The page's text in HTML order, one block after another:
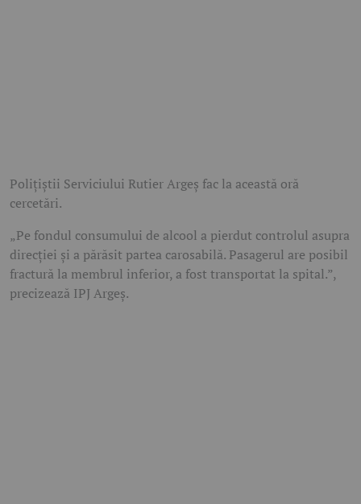
Polițiștii Serviciului Rutier Argeș fac la această oră
cercetări.
„Pe fondul consumului de alcool a pierdut controlul asupra
direcției și a părăsit partea carosabilă. Pasagerul are posibil
fractură la membrul inferior, a fost transportat la spital.”,
precizează IPJ Argeș.